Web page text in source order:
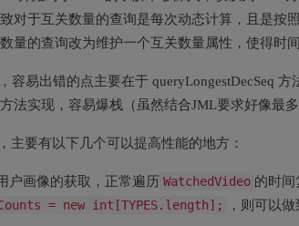
对于互关数量的查询是每次动态计算，且是按
量的查询改为维护一个互关数量属性，使得时
容易出错的点主要在于 queryLongestDecSeq
法实现，容易爆栈（虽然结合JML要求好像最多
主要有以下几个可以提高性能的地方：
户画像的获取，正常遍历 WatchedVideo 的时
= new int[TYPES.length];
，则可以做